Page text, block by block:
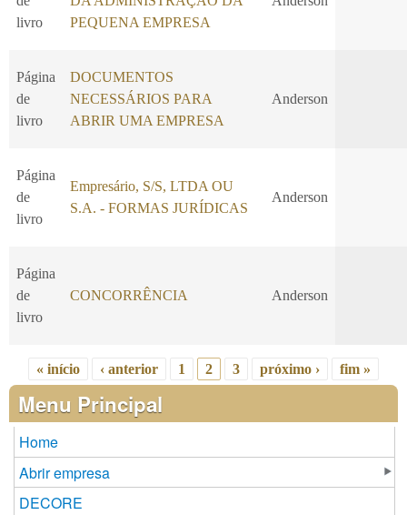
livro
PEQUENA EMPRESA
Página
de
livro
DOCUMENTOS
NECESSÁRIOS PARA
ABRIR UMA EMPRESA
Anderson
Página
de
livro
Empresário, S/S, LTDA OU
S.A. - FORMAS JURÍDICAS
Anderson
Página
de
livro
CONCORRÊNCIA Anderson
Páginas
« início ‹ anterior 1 2 3 próximo › fim »
Menu Principal
Home
Abrir empresa
DECORE